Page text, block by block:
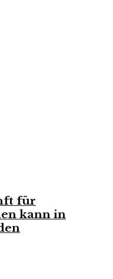
für
kann in